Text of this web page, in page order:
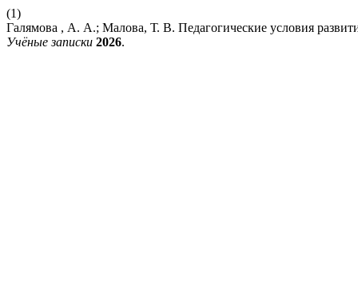
(1)
Галямова , А. А.; Малова, Т. В. Педагогические условия
Учёные записки 2026.